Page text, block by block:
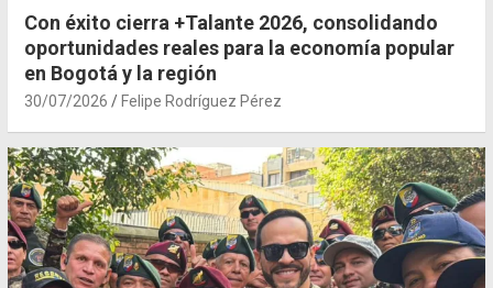
Con éxito cierra +Talante 2026, consolidando
oportunidades reales para la economía popular
en Bogotá y la región
30/07/2026 Felipe Rodríguez Pérez